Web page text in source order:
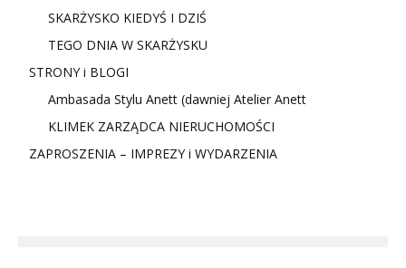
SKARŻYSKO KIEDYŚ I DZIŚ
TEGO DNIA W SKARŻYSKU
STRONY i BLOGI
Ambasada Stylu Anett (dawniej Atelier Anett
KLIMEK ZARZĄDCA NIERUCHOMOŚCI
ZAPROSZENIA – IMPREZY i WYDARZENIA